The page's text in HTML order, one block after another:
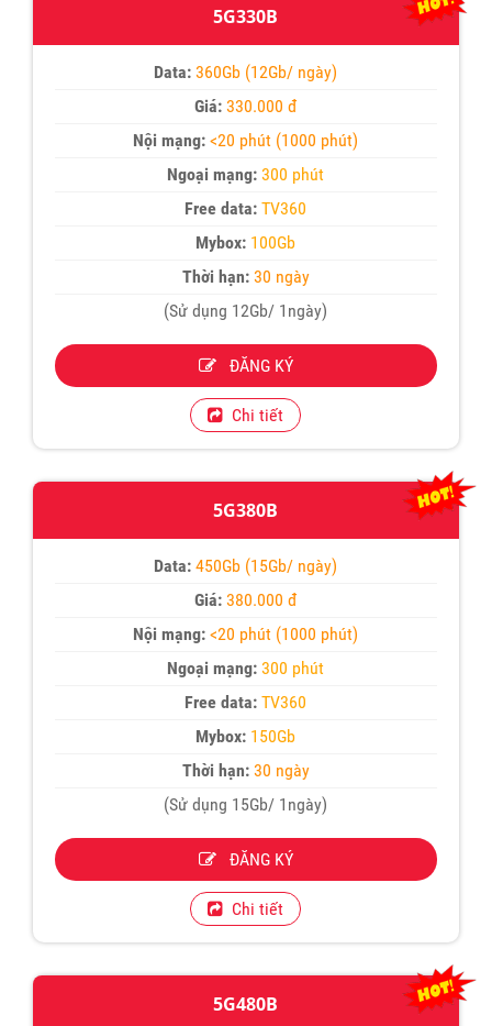
5G330B
Data: 360Gb (12Gb/ ngày)
Giá:330.000 đ
Nội mạng: <20 phút (1000 phút)
Ngoại mạng: 300 phút
Free data: TV360
Mybox: 100Gb
Thời hạn:30 ngày
(Sử dụng 12Gb/ 1ngày)
ĐĂNG KÝ
Chi tiết
5G380B
Data: 450Gb (15Gb/ ngày)
Giá:380.000 đ
Nội mạng: <20 phút (1000 phút)
Ngoại mạng: 300 phút
Free data: TV360
Mybox: 150Gb
Thời hạn:30 ngày
(Sử dụng 15Gb/ 1ngày)
ĐĂNG KÝ
Chi tiết
5G480B